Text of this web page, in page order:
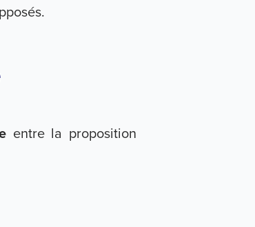
entre la proposition